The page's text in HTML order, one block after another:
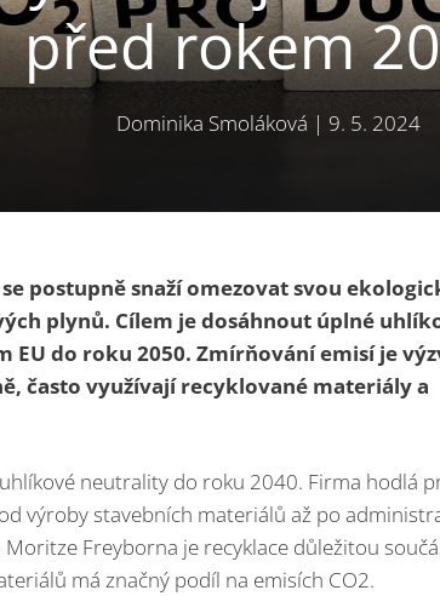
před rokem
Dominika Smoláková | 9. 5. 2024
postupně snaží omezovat svou
plynů. Cílem je dosáhnout úplné
do roku 2050. Zmírňování emisí je
často využívají recyklované materiály a
neutrality do roku 2040. Firma hodlá
výroby stavebních materiálů až po
Freyborna je recyklace důležitou
má značný podíl na emisích CO2.